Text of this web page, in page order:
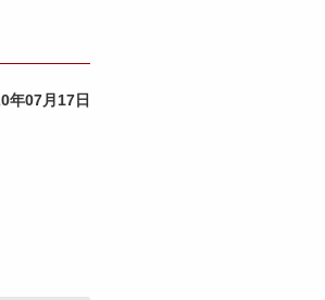
年07月17日